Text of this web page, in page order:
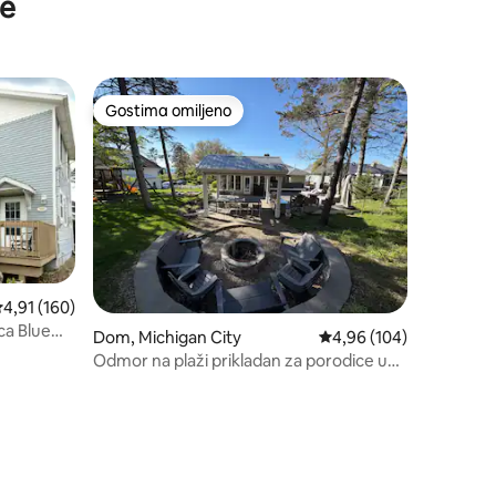
ocena 4,91 od 5, utisaka: 160
4,91 (160)
Blue
Gostima omiljeno
Gostima omiljeno
Dom, Michigan City Prosečna ocena 4,96
4,96 (104)
Odmor na plaži prikladan za porodice u